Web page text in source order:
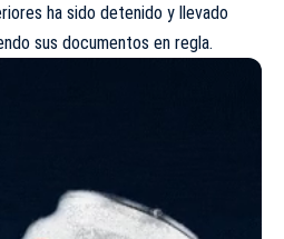
ha sido detenido y llevado
sus documentos en regla.